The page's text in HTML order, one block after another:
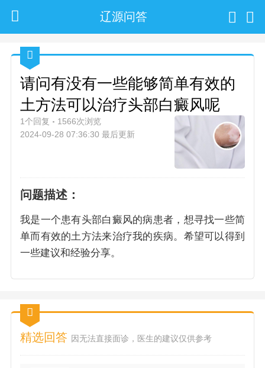
辽源问答
请问有没有一些能够简单有效的
土方法可以治疗头部白癜风呢
1个回复
1566次浏览
2024-09-28 07:36:30 最后更新
问题描述：
我是一个患有头部白癜风的病患者，想寻找一些简
单而有效的土方法来治疗我的疾病。希望可以得到
一些建议和经验分享。
精选回答 因无法直接面诊，医生的建议仅供参考